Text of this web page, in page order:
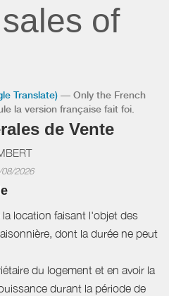
of
Translate) — Only the French
la version française fait foi.
de Vente
2026
location faisant l'objet des
dont la durée ne peut
du logement et en avoir la
durant la période de